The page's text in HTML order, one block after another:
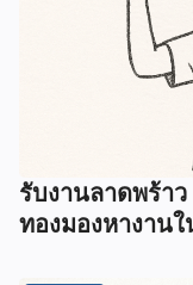
รับงานลาดพร้า
ทองมองหางาน